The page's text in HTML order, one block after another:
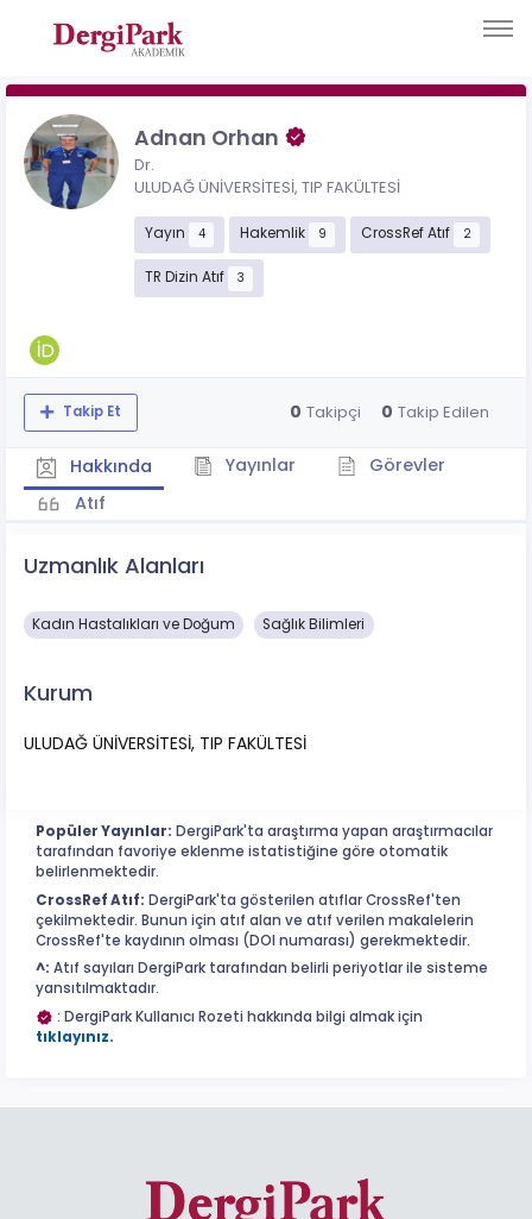
Adnan Orhan
Dr.
ULUDAĞ ÜNİVERSİTESİ, TIP FAKÜLTESİ
Yayın 4 Hakemlik 9 CrossRef Atıf 2
TR Dizin Atıf 3
Takip Et 0 Takipçi 0 Takip Edilen
Hakkında Yayınlar
Görevler
Atıf
Uzmanlık Alanları
Kadın Hastalıkları ve Doğum Sağlık Bilimleri
Kurum
ULUDAĞ ÜNİVERSİTESİ, TIP FAKÜLTESİ
Popüler Yayınlar: DergiPark'ta araştırma yapan araştırmacılar
tarafından favoriye eklenme istatistiğine göre otomatik
belirlenmektedir.
CrossRef Atıf: DergiPark'ta gösterilen atıflar CrossRef'ten
çekilmektedir. Bunun için atıf alan ve atıf verilen makalelerin
CrossRef'te kaydının olması (DOI numarası) gerekmektedir.
^: Atıf sayıları DergiPark tarafından belirli periyotlar ile sisteme
yansıtılmaktadır.
: DergiPark Kullanıcı Rozeti hakkında bilgi almak için
tıklayınız.